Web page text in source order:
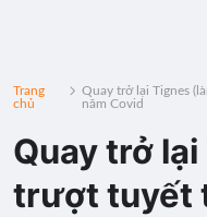
Trang
chủ
Quay trở lại Tignes
năm Covid
Quay trở
trượt tuyết